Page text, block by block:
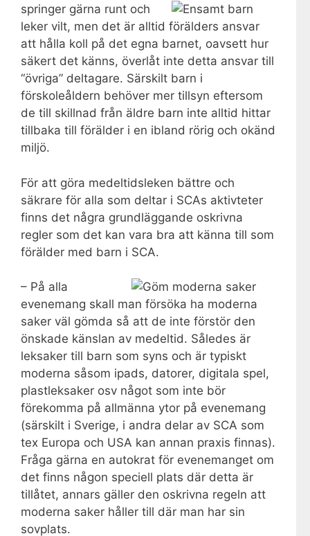
springer gärna runt och
leker vilt, men det är alltid förälders ansvar
att hålla koll på det egna barnet, oavsett hur
säkert det känns, överlåt inte detta ansvar till
“övriga” deltagare. Särskilt barn i
förskoleåldern behöver mer tillsyn eftersom
de till skillnad från äldre barn inte alltid hittar
tillbaka till förälder i en ibland rörig och okänd
miljö.
För att göra medeltidsleken bättre och
säkrare för alla som deltar i SCAs aktivteter
finns det några grundläggande oskrivna
regler som det kan vara bra att känna till som
förälder med barn i SCA.
– På alla
evenemang skall man försöka ha moderna
saker väl gömda så att de inte förstör den
önskade känslan av medeltid. Således är
leksaker till barn som syns och är typiskt
moderna såsom ipads, datorer, digitala spel,
plastleksaker osv något som inte bör
förekomma på allmänna ytor på evenemang
(särskilt i Sverige, i andra delar av SCA som
tex Europa och USA kan annan praxis finnas).
Fråga gärna en autokrat för evenemanget om
det finns någon speciell plats där detta är
tillåtet, annars gäller den oskrivna regeln att
moderna saker håller till där man har sin
sovplats.